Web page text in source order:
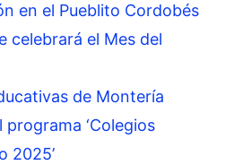
en el Pueblito Cordobés
celebrará el Mes del
de Montería
‘Colegios
2025’